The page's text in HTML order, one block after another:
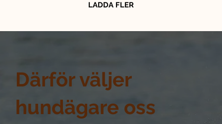
Därför väljer
hundägare oss
LADDA FLER